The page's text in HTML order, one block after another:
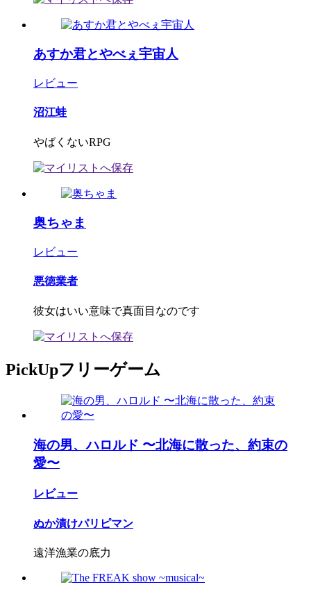
あすか君とやべぇ宇宙人
レビュー
沼江蛙
やばくないRPG
奥ちゃま
レビュー
悪徳業者
彼女はいい意味で真面目なのです
PickUpフリーゲーム
海の男、ハロルド 〜北海に散った、約束の
愛〜
レビュー
ぬか漬けパリピマン
遠洋漁業の底力